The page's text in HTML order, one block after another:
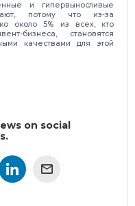
и гипервыносливые
потому что из-за
около 5% из всех, кто
бизнеса, становятся
качествами для этой
on social